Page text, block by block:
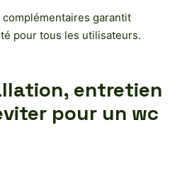
garantit
pour tous les utilisateurs.
entretien
pour un wc